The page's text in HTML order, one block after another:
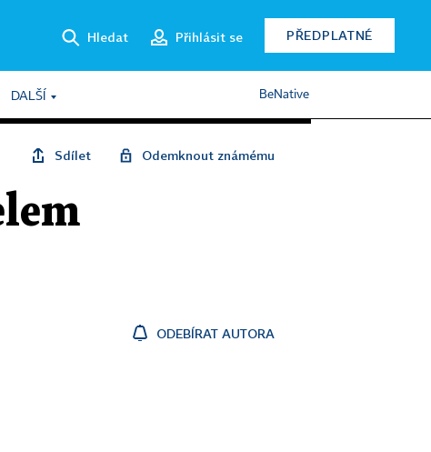
Hledat Přihlásit se PŘEDPLATNÉ
DALŠÍ BeNative
Sdílet Odemknout známému
ODEBÍRAT AUTORA